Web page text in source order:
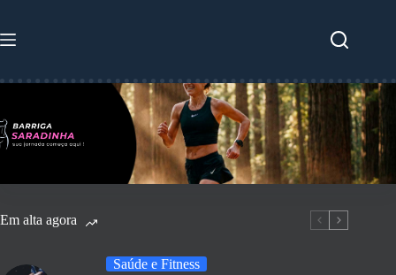
o
Em alta agora
Saúde e Fitness